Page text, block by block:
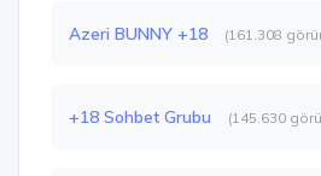
Azeri BUNNY +18 (161.308
+18 Sohbet Grubu (145.630